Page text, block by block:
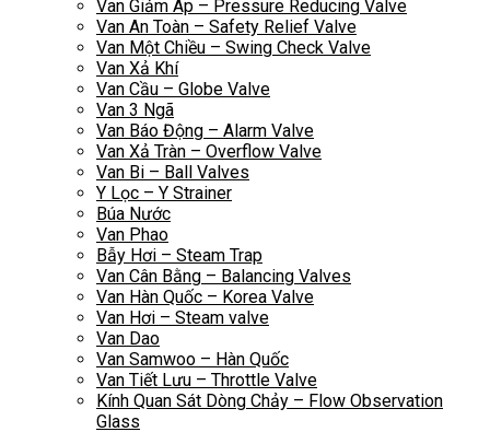
Van Giảm Áp – Pressure Reducing Valve
Van An Toàn – Safety Relief Valve
Van Một Chiều – Swing Check Valve
Van Xả Khí
Van Cầu – Globe Valve
Van 3 Ngã
Van Báo Động – Alarm Valve
Van Xả Tràn – Overflow Valve
Van Bi – Ball Valves
Y Lọc – Y Strainer
Búa Nước
Van Phao
Bẫy Hơi – Steam Trap
Van Cân Bằng – Balancing Valves
Van Hàn Quốc – Korea Valve
Van Hơi – Steam valve
Van Dao
Van Samwoo – Hàn Quốc
Van Tiết Lưu – Throttle Valve
Kính Quan Sát Dòng Chảy – Flow Observation
Glass